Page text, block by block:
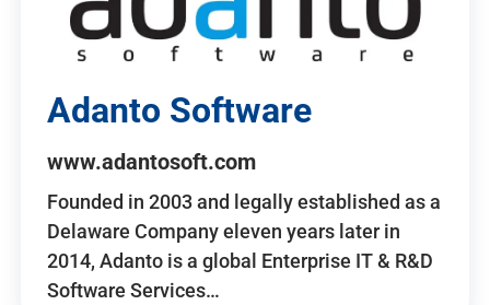
Adanto Software
www.adantosoft.com
Founded in 2003 and legally established as a
Delaware Company eleven years later in
2014, Adanto is a global Enterprise IT & R&D
Software Services…